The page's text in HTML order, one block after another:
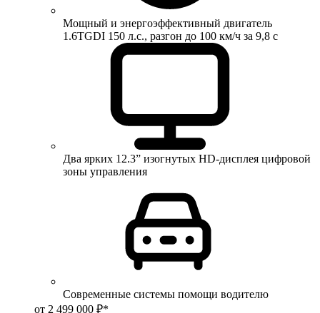
Мощный и энергоэффективный двигатель
1.6TGDI 150 л.с., разгон до 100 км/ч за 9,8 с
Два ярких 12.3” изогнутых HD-дисплея цифровой
зоны управления
Современные системы помощи водителю
от 2 499 000 ₽*